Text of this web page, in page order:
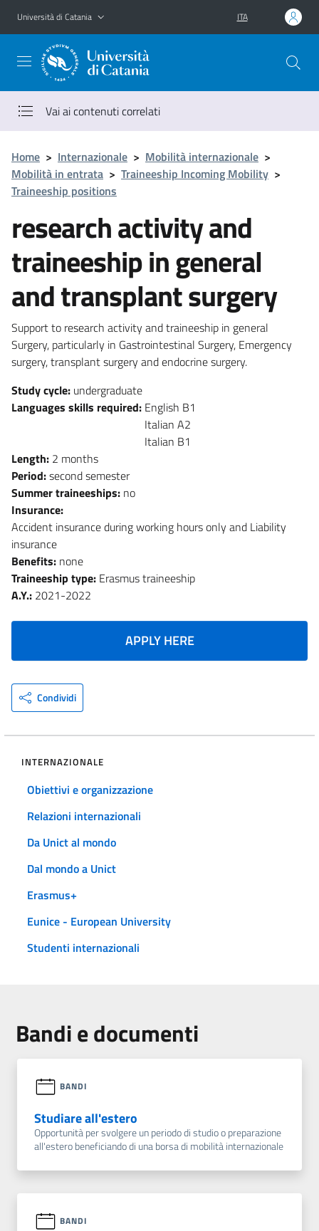
Vai al contenuto principale
Vai al menu di navigazione
Università di Catania ITA
Vai ai contenuti correlati
Home > Internazionale > Mobilità internazionale >
Mobilità in entrata > Traineeship Incoming Mobility >
Traineeship positions
research activity and
traineeship in general
and transplant surgery
Support to research activity and traineeship in general
Surgery, particularly in Gastrointestinal Surgery, Emergency
surgery, transplant surgery and endocrine surgery.
Study cycle: undergraduate
Languages skills required: English B1
Italian A2
Italian B1
Length: 2 months
Period:second semester
Summer traineeships: no
Insurance:
Accident insurance during working hours only and Liability
insurance
Benefits: none
Traineeship type: Erasmus traineeship
A.Y.: 2021-2022
APPLY HERE
Condividi
INTERNAZIONALE
Obiettivi e organizzazione
Relazioni internazionali
Da Unict al mondo
Dal mondo a Unict
Erasmus+
Eunice - European University
Studenti internazionali
Bandi e documenti
BANDI
Studiare all'estero
Opportunità per svolgere un periodo di studio o preparazione
all'estero beneficiando di una borsa di mobilità internazionale
BANDI